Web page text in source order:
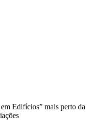
Edifícios” mais perto da